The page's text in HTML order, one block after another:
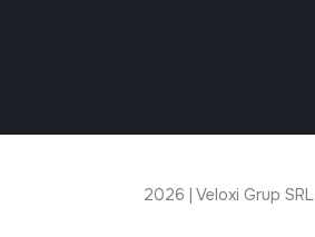
2026 | Veloxi Grup SRL